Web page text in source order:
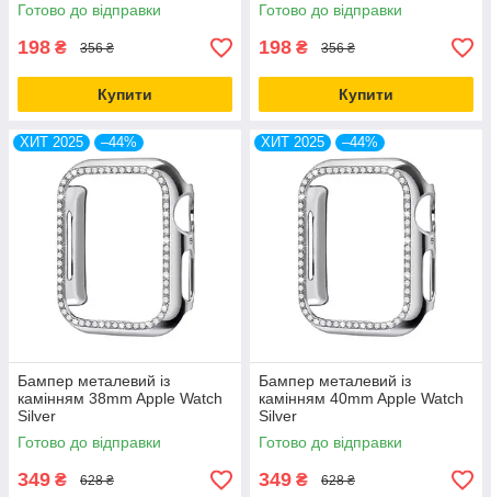
Готово до відправки
198 ₴ 356 ₴
Купити
Готово до відправки
198 ₴ 356 ₴
Купити
ХИТ 2025 –44%
Бампер металевий із
камінням 38mm Apple Watch
Silver
Готово до відправки
349 ₴ 628 ₴
ХИТ 2025 –44%
Бампер металевий із
камінням 40mm Apple Watch
Silver
Готово до відправки
349 ₴ 628 ₴